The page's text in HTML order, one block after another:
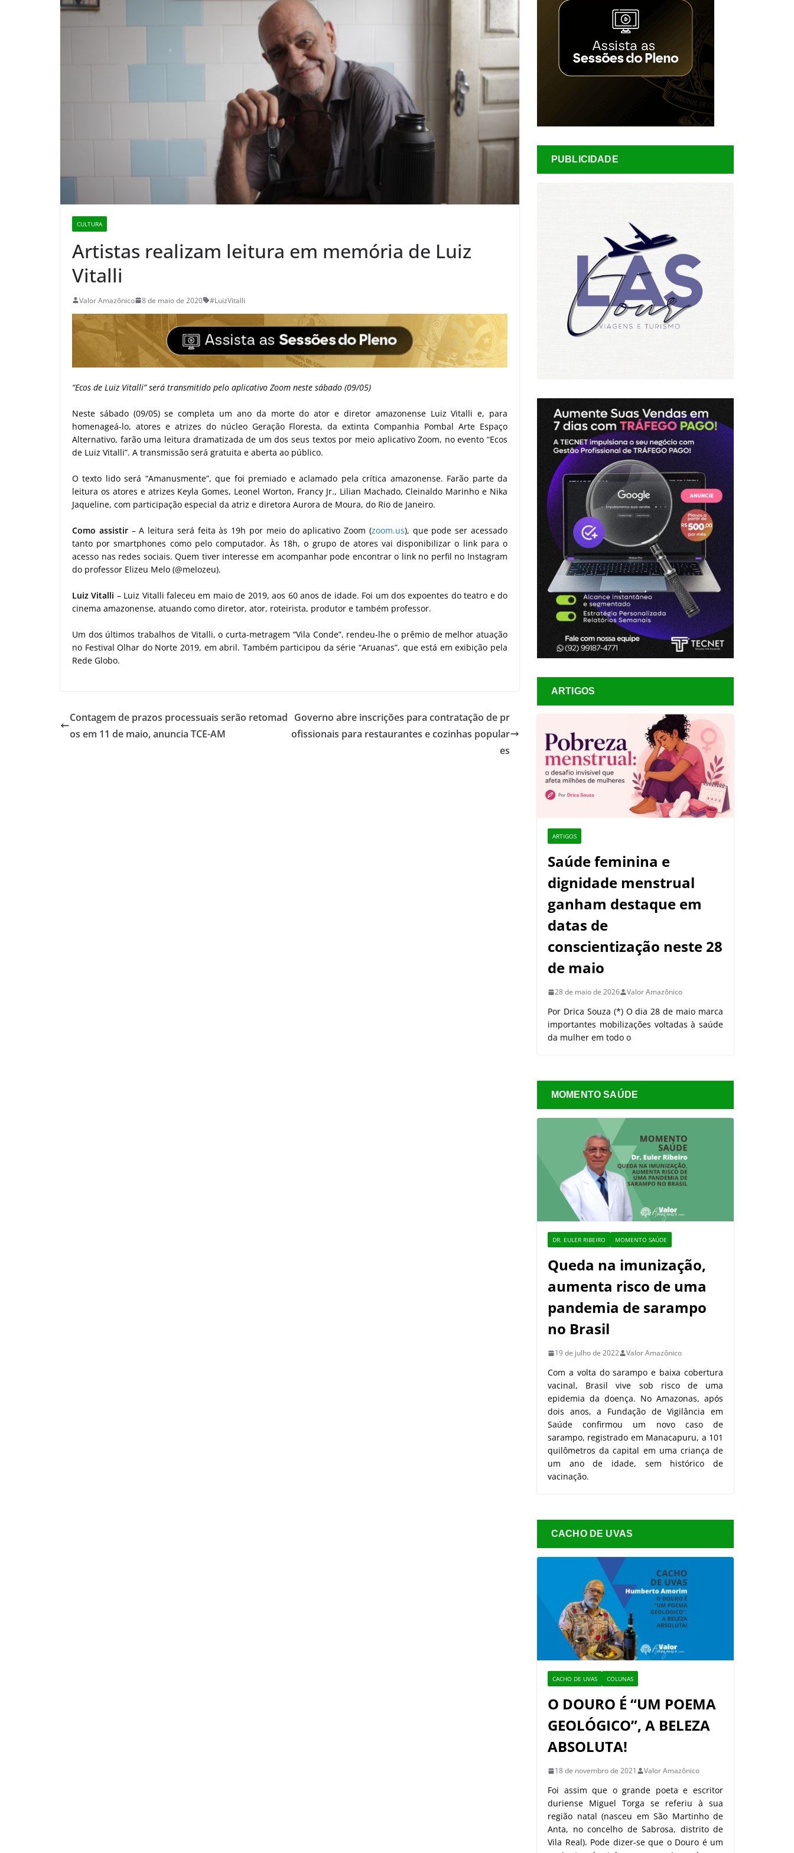
CULTURA
Artistas realizam leitura em memória de Luiz
Vitalli
Valor Amazônico 8 de maio de 2020 #LuizVitalli
“Ecos de Luiz Vitalli” será transmitido pelo aplicativo Zoom neste sábado (09/05)
Neste sábado (09/05) se completa um ano da morte do ator e diretor amazonense Luiz Vitalli e, para
homenageá-lo, atores e atrizes do núcleo Geração Floresta, da extinta Companhia Pombal Arte Espaço
Alternativo, farão uma leitura dramatizada de um dos seus textos por meio aplicativo Zoom, no evento “Ecos
de Luiz Vitalli”. A transmissão será gratuita e aberta ao público.
O texto lido será “Amanusmente”, que foi premiado e aclamado pela crítica amazonense. Farão parte da
leitura os atores e atrizes Keyla Gomes, Leonel Worton, Francy Jr., Lilian Machado, Cleinaldo Marinho e Nika
Jaqueline, com participação especial da atriz e diretora Aurora de Moura, do Rio de Janeiro.
Como assistir– A leitura será feita às 19h por meio do aplicativo Zoom (zoom.us), que pode ser acessado
tanto por smartphones como pelo computador. Às 18h, o grupo de atores vai disponibilizar o link para o
acesso nas redes sociais. Quem tiver interesse em acompanhar pode encontrar o link no perfil no Instagram
do professor Elizeu Melo (@melozeu).
Luiz Vitalli – Luiz Vitalli faleceu em maio de 2019, aos 60 anos de idade. Foi um dos expoentes do teatro e do
cinema amazonense, atuando como diretor, ator, roteirista, produtor e também professor.
Um dos últimos trabalhos de Vitalli, o curta-metragem “Vila Conde”, rendeu-lhe o prêmio de melhor atuação
no Festival Olhar do Norte 2019, em abril. Também participou da série “Aruanas”, que está em exibição pela
Rede Globo.
Contagem de prazos processuais serão retomad
os em 11 de maio, anuncia TCE-AM
Governo abre inscrições para contratação de pr
ofissionais para restaurantes e cozinhas popular
es
PUBLICIDADE
ARTIGOS
ARTIGOS
Saúde feminina e
dignidade menstrual
ganham destaque em
datas de
conscientização neste 28
de maio
28 de maio de 2026 Valor Amazônico
Por Drica Souza (*) O dia 28 de maio marca
importantes mobilizações voltadas à saúde
da mulher em todo o
MOMENTO SAÚDE
DR. EULER RIBEIRO MOMENTO SAÚDE
Queda na imunização,
aumenta risco de uma
pandemia de sarampo
no Brasil
19 de julho de 2022 Valor Amazônico
Com a volta do sarampo e baixa cobertura
vacinal, Brasil vive sob risco de uma
epidemia da doença. No Amazonas, após
dois anos, a Fundação de Vigilância em
Saúde confirmou um novo caso de
sarampo, registrado em Manacapuru, a 101
quilômetros da capital em uma criança de
um ano de idade, sem histórico de
vacinação.
CACHO DE UVAS
CACHO DE UVAS COLUNAS
O DOURO É “UM POEMA
GEOLÓGICO”, A BELEZA
ABSOLUTA!
18 de novembro de 2021 Valor Amazônico
Foi assim que o grande poeta e escritor
duriense Miguel Torga se referiu à sua
região natal (nasceu em São Martinho de
Anta, no concelho de Sabrosa, distrito de
Vila Real). Pode dizer-se que o Douro é um